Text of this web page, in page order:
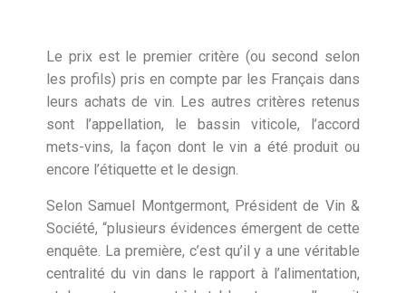
Le prix est le premier critère (ou second selon
les profils) pris en compte par les Français dans
leurs achats de vin. Les autres critères retenus
sont l’appellation, le bassin viticole, l’accord
mets-vins, la façon dont le vin a été produit ou
encore l’étiquette et le design.
Selon Samuel Montgermont, Président de Vin &
Société, “plusieurs évidences émergent de cette
enquête. La première, c’est qu’il y a une véritable
centralité du vin dans le rapport à l’alimentation,